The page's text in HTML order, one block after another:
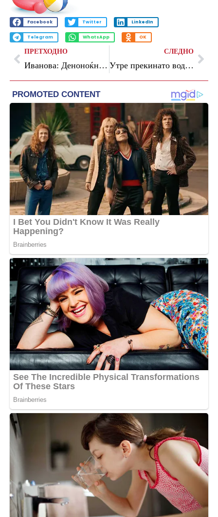
Facebook Twitter LinkedIn
Telegram WhatsApp OK
ПРЕТХОДНО
Иванова: Деноноќно се работи да се спречи пожарот на депонијата во Радовиш
СЛЕДНО
Утре прекинато водоснабдување на дел од улицата „Дане Крапчев 26“